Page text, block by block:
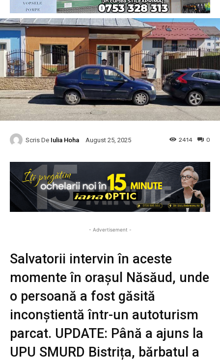
Scris De Iulia Hoha August 25, 2025 0
2414
- Advertisement -
Salvatorii intervin în aceste
momente în orașul Năsăud, unde
o persoană a fost găsită
inconștientă într-un autoturism
parcat. UPDATE: Până a ajuns la
UPU SMURD Bistrița, bărbatul a